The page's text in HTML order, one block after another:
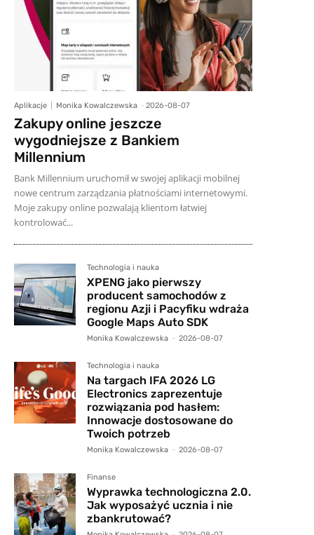
Aplikacje Monika Kowalczewska - 2026-08-07
Zakupy online jeszcze
wygodniejsze z Bankiem
Millennium
Bank Millennium uruchomił w swojej aplikacji mobilnej
nowe centrum zarządzania płatnościami internetowymi.
Moje zakupy online pozwalają klientom łatwiej
kontrolować...
Technologia i nauka
XPENG jako pierwszy
producent samochodów z
regionu Azji i Pacyfiku wdraża
Google Maps Auto SDK
Monika Kowalczewska - 2026-08-07
Technologia i nauka
Na targach IFA 2026 LG
Electronics zaprezentuje
rozwiązania pod hasłem:
Innowacje dostosowane do
Twoich potrzeb
Monika Kowalczewska - 2026-08-07
Finanse
Wyprawka technologiczna 2.0.
Jak wyposażyć ucznia i nie
zbankrutować?